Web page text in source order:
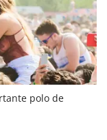
polo de